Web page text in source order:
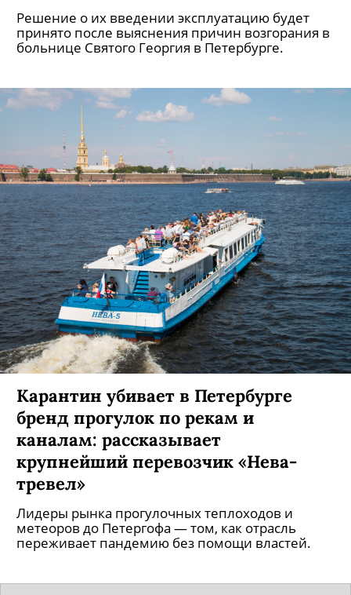
Решение о их введении эксплуатацию будет
принято после выяснения причин возгорания в
больнице Святого Георгия в Петербурге.
Карантин убивает в Петербурге
бренд прогулок по рекам и
каналам: рассказывает
крупнейший перевозчик «Нева-
тревел»
Лидеры рынка прогулочных теплоходов и
метеоров до Петергофа — том, как отрасль
переживает пандемию без помощи властей.